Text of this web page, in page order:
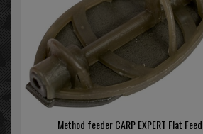
Method feeder CARP EXPERT Flat